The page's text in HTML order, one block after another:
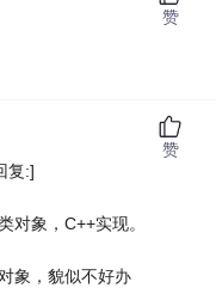
赞
复:]
对象，C++实现。
象，貌似不好办
赞